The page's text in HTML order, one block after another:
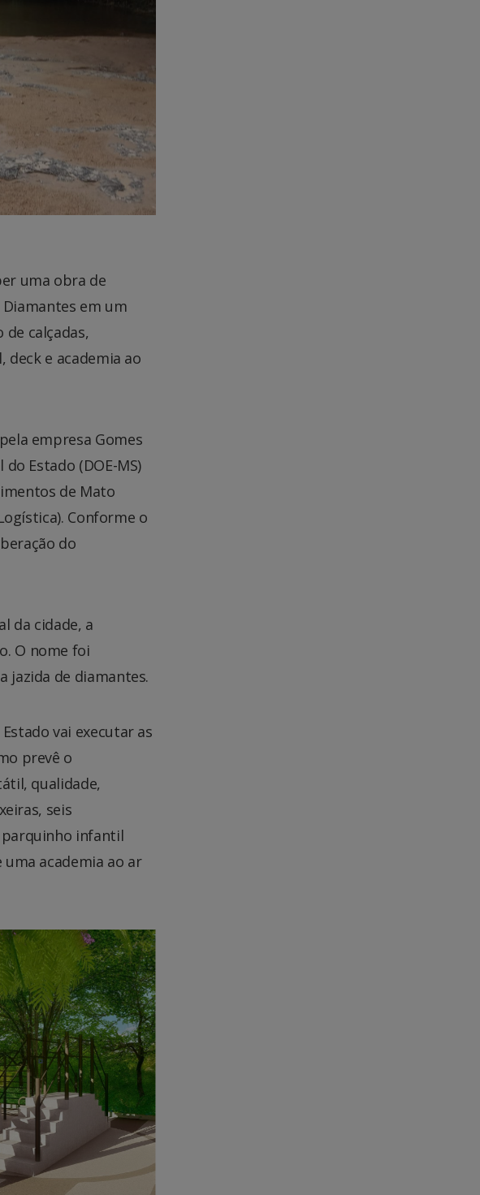
uma obra de
em um
calçadas,
e academia ao
empresa Gomes
Estado (DOE-MS)
de Mato
Conforme o
do
da cidade, a
O nome foi
jazida de diamantes.
vai executar as
prevê o
qualidade,
seis
infantil
academia ao ar